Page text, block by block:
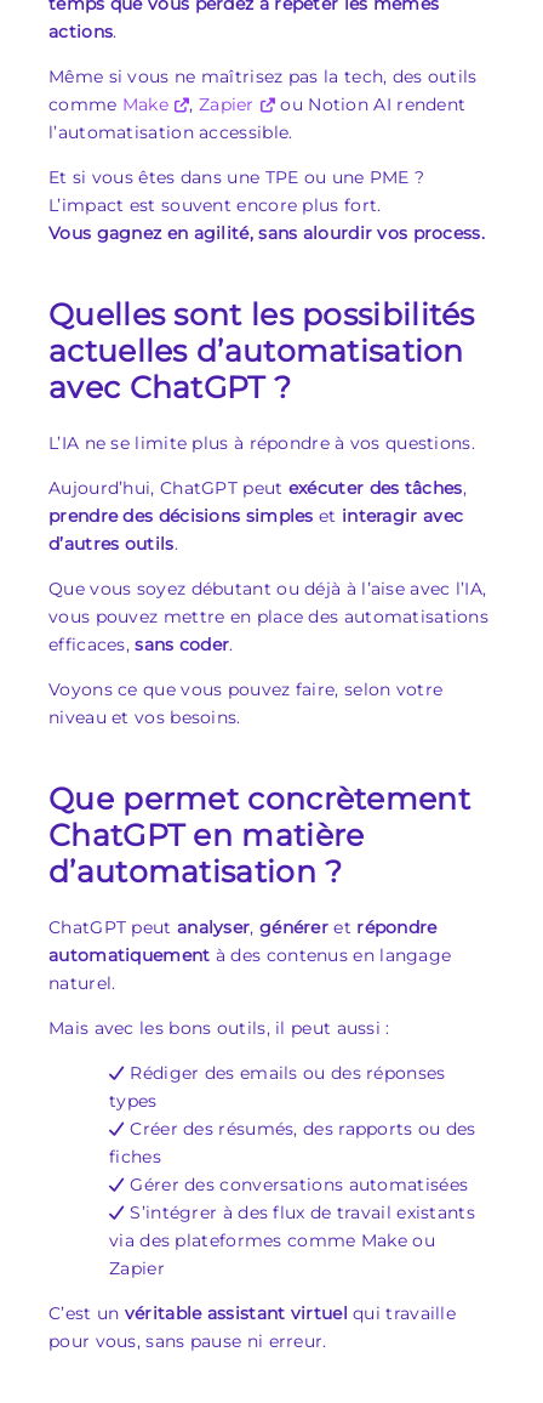
actions.
Même si vous ne maîtrisez pas la tech, des outils
comme Make , Zapier
ou Notion AI rendent
l’automatisation accessible.
Et si vous êtes dans une TPE ou une PME ?
L’impact est souvent encore plus fort.
Vous gagnez en agilité, sans alourdir vos process.
Quelles sont les possibilités
actuelles d’automatisation
avec ChatGPT ?
L’IA ne se limite plus à répondre à vos questions.
Aujourd’hui, ChatGPT peut exécuter des tâches,
prendre des décisions simples et interagir avec
d’autres outils.
Que vous soyez débutant ou déjà à l’aise avec l’IA,
vous pouvez mettre en place des automatisations
efficaces,sans coder.
Voyons ce que vous pouvez faire, selon votre
niveau et vos besoins.
Que permet concrètement
ChatGPT en matière
d’automatisation ?
ChatGPT peut analyser, générer et répondre
automatiquement à des contenus en langage
naturel.
Mais avec les bons outils, il peut aussi :
Rédiger des emails ou des réponses
types
Créer des résumés, des rapports ou des
fiches
Gérer des conversations automatisées
S’intégrer à des flux de travail existants
via des plateformes comme Make ou
Zapier
C’est un véritable assistant virtuel qui travaille
pour vous, sans pause ni erreur.